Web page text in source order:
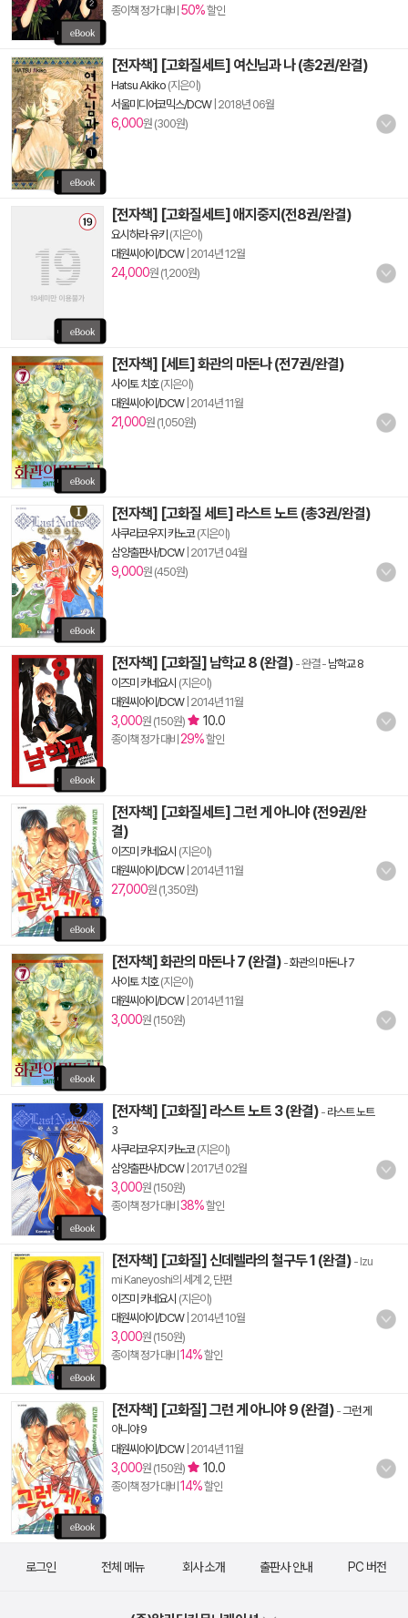
종이책 정가 대비 50%할인
[전자책] [고화질세트] 여신님과 나 (총2권/완결)
Hatsu Akiko (지은이)
서울미디어코믹스/DCW| 2018년 06월
6,000원 (300원)
[전자책] [고화질세트] 애지중지(전8권/완결)
요시하라 유키 (지은이)
대원씨아이/DCW| 2014년 12월
24,000원 (1,200원)
[전자책] [세트] 화관의 마돈나 (전7권/완결)
사이토 치호(지은이)
대원씨아이/DCW| 2014년 11월
21,000원 (1,050원)
[전자책] [고화질 세트] 라스트 노트 (총3권/완결)
사쿠라코우지 카노코(지은이)
삼양출판사/DCW| 2017년 04월
9,000원 (450원)
[전자책] [고화질] 남학교 8 (완결) - 완결- 남학교 8
이즈미 카네요시 (지은이)
대원씨아이/DCW| 2014년 11월
3,000원 (150원) 10.0
종이책 정가 대비 29%할인
[전자책] [고화질세트] 그런 게 아니야 (전9권/완
결)
이즈미 카네요시 (지은이)
대원씨아이/DCW| 2014년 11월
27,000원 (1,350원)
[전자책] 화관의 마돈나 7 (완결) -화관의 마돈나 7
사이토 치호(지은이)
대원씨아이/DCW| 2014년 11월
3,000원 (150원)
[전자책] [고화질] 라스트 노트 3 (완결) - 라스트 노트
3
사쿠라코우지 카노코(지은이)
삼양출판사/DCW| 2017년 02월
3,000원 (150원)
종이책 정가 대비 38%할인
[전자책] [고화질] 신데렐라의 철구두 1 (완결) - Izu
mi Kaneyoshi의 세계 2, 단편
이즈미 카네요시 (지은이)
대원씨아이/DCW| 2014년 10월
3,000원 (150원)
종이책 정가 대비 14%할인
[전자책] [고화질] 그런 게 아니야 9 (완결) -그런 게
아니야 9
대원씨아이/DCW| 2014년 11월
3,000원 (150원) 10.0
종이책 정가 대비 14%할인
로그인 전체 메뉴 회사 소개 출판사 안내 PC 버전